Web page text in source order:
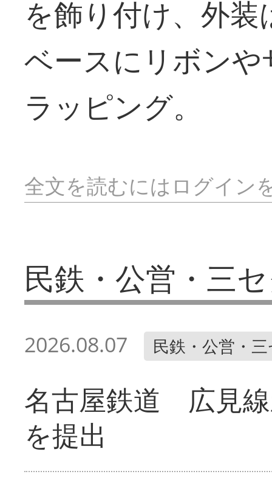
を飾り付け、外
ベースにリボン
ラッピング。
全文を読むにはログイン
民鉄・公営・三
2026.08.07 民鉄・公営・
名古屋鉄道 広見
を提出